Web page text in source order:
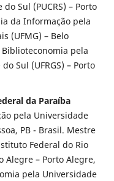
Sul (PUCRS) – Porto
da Informação pela
(UFMG) – Belo
pela
Sul (UFRGS) – Porto
da Paraíba
pela Universidade
PB - Brasil. Mestre
Federal do Rio
Alegre – Porto Alegre,
pela Universidade